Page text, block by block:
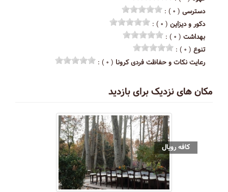
دسترسی ( ۰ ) :
دکور و دیزاین ( ۰ ) :
بهداشت ( ۰ ) :
تنوع ( ۰ ) :
رعایت نکات و حفاظت فردی کرونا ( ۰ ) :
مکان های نزدیک برای بازدید
کافه رویال